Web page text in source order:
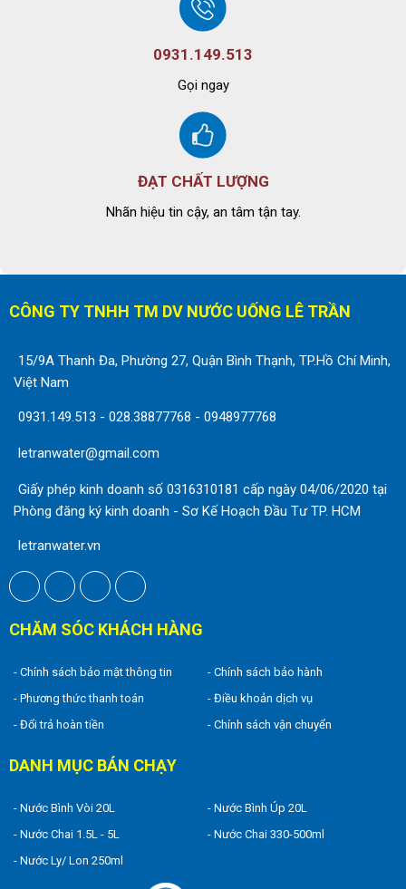
0931.149.513
Gọi ngay
ĐẠT CHẤT LƯỢNG
Nhãn hiệu tin cậy, an tâm tận tay.
CÔNG TY TNHH TM DV NƯỚC UỐNG LÊ TRẦN
15/9A Thanh Đa, Phường 27, Quận Bình Thạnh, TP.Hồ Chí Minh,
Việt Nam
0931.149.513 - 028.38877768 - 0948977768
letranwater@gmail.com
Giấy phép kinh doanh số 0316310181 cấp ngày 04/06/2020 tại
Phòng đăng ký kinh doanh - Sơ Kế Hoạch Đầu Tư TP. HCM
letranwater.vn
CHĂM SÓC KHÁCH HÀNG
- Chính sách bảo mật thông tin
- Chính sách bảo hành
- Phương thức thanh toán
- Điều khoản dịch vụ
- Đổi trả hoàn tiền
- Chính sách vận chuyển
DANH MỤC BÁN CHẠY
- Nước Bình Vòi 20L
- Nước Bình Úp 20L
- Nước Chai 1.5L - 5L
- Nước Chai 330-500ml
- Nước Ly/ Lon 250ml